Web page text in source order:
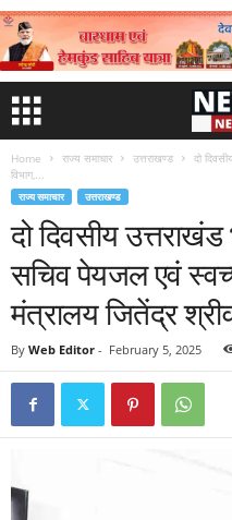
Home राज्य समाचार उत्तराखण्ड
दो
विभाग,...
राज्य समाचार उत्तराखण्ड
दो दिवसीय
सचिव पेयजल एवं
मंत्रालय जितेंद्र
By Web Editor - February 5, 2025